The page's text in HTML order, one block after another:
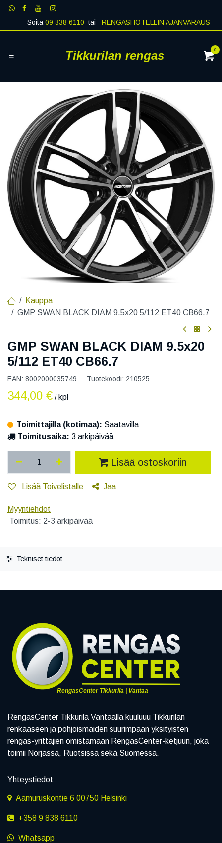
Siirry sisältöön
Soita09 838 6110 tai RENGASHOTELLIN AJANVARAUS
Tikkurilan rengas 0
Kauppa
GMP SWAN BLACK DIAM 9.5x20 5/112 ET40 CB66.7
GMP SWAN BLACK DIAM 9.5x20
5/112 ET40 CB66.7
EAN: 8002000035749 Tuotekoodi: 210525
344,00 € / kpl
Toimittajilla (kotimaa): Saatavilla
Toimitusaika: 3 arkipäivää
Lisää ostoskoriin
Lisää Toivelistalle Jaa
Myyntiehdot
Toimitus: 2-3 arkipäivää
Tekniset tiedot
RengasCenter Tikkurila | Vantaa
RengasCenter Tikkurila Vantaalla kuuluuu Tikkurilan
renkaaseen ja pohjoismaiden suurimpaan yksityisten
rengas-yrittäjien omistamaan RengasCenter-ketjuun, joka
toimii Norjassa, Ruotsissa sekä Suomessa.
Yhteystiedot
Aamuruskontie 6 00750 Helsinki
+358 9 838 6110
Whatsapp